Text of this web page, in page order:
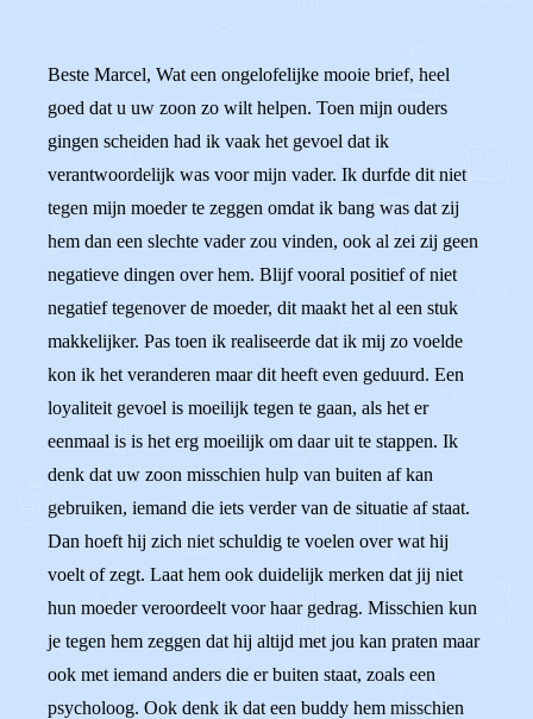
Beste Marcel, Wat een ongelofelijke mooie brief, heel
goed dat u uw zoon zo wilt helpen. Toen mijn ouders
gingen scheiden had ik vaak het gevoel dat ik
verantwoordelijk was voor mijn vader. Ik durfde dit niet
tegen mijn moeder te zeggen omdat ik bang was dat zij
hem dan een slechte vader zou vinden, ook al zei zij geen
negatieve dingen over hem. Blijf vooral positief of niet
negatief tegenover de moeder, dit maakt het al een stuk
makkelijker. Pas toen ik realiseerde dat ik mij zo voelde
kon ik het veranderen maar dit heeft even geduurd. Een
loyaliteit gevoel is moeilijk tegen te gaan, als het er
eenmaal is is het erg moeilijk om daar uit te stappen. Ik
denk dat uw zoon misschien hulp van buiten af kan
gebruiken, iemand die iets verder van de situatie af staat.
Dan hoeft hij zich niet schuldig te voelen over wat hij
voelt of zegt. Laat hem ook duidelijk merken dat jij niet
hun moeder veroordeelt voor haar gedrag. Misschien kun
je tegen hem zeggen dat hij altijd met jou kan praten maar
ook met iemand anders die er buiten staat, zoals een
psycholoog. Ook denk ik dat een buddy hem misschien